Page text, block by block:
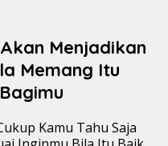
Menjadikan
Memang Itu